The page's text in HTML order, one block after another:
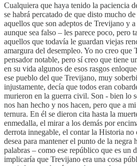
Cualquiera que haya tenido la paciencia
se habrá percatado de que disto mucho
aquellos que son adeptos de Trevijano y
aunque sea falso – les parece poco, pero
aquellos que todavía le guardan viejas
amargura del desempleo. Yo no creo que
pensador notable, pero sí creo que tiene
en su vida algunos de esos rasgos
ese pueblo del que Trevijano, muy
injustamente, decía que todos eran
murieron en la guerra civil. Son - bien lo
nos han hecho y nos hacen, pero que a
ternura. En él se dieron cita hasta la
enmedalla, el mirar a los demás por
derrota innegable, el contar la Historia no
desea para mantener el punto de la negra
palabras – como ese repúblico que es un
implicaría que Trevijano era una cosa